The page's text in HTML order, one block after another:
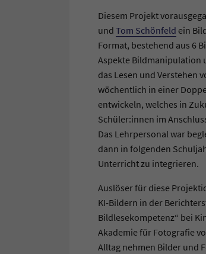
Diesem Projekt
und Tom Schönfeld ein
Format, bestehend aus 6
Aspekte Bildmanipulation
das Lesen und Verstehen
wöchentlich in einer
entwickeln, welches in
Schüler:innen im
Das Lehrpersonal war
dann in folgenden
Unterricht zu integrieren.
Auslöser für diese
KI-Bildern in der
Bildlesekompetenz“ bei
Akademie für Fotografie
Alltag nehmen Bilder und